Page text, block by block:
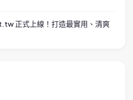
正式上線！打造最實用、清爽